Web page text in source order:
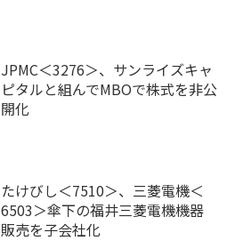
JPMC＜3276＞、サンライズキャ
ピタルと組んでMBOで株式を非公
開化
たけびし＜7510＞、三菱電機＜
6503＞傘下の福井三菱電機機器
販売を子会社化